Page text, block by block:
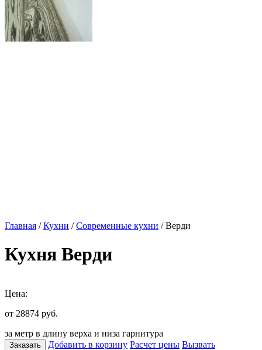
Главная /Кухни /Современные кухни / Верди
Кухня Верди
Цена:
от 28874 руб.
за метр в длину верха и низа гарнитура
Заказать Добавить в корзину Расчет цены Вызвать